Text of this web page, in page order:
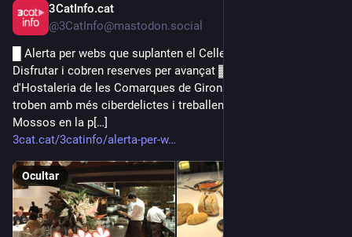
3CatInfo.cat
@3CatInfo@mastodon.social
█ Alerta per webs que suplanten el Celler de Can Roca i el
Disfrutar i cobren reserves per avançat ▓▒░ La Federació
d'Hostaleria de les Comarques de Girona diu que cada cop es
troben amb més ciberdelictes i treballen estretament amb els
Mossos en la p[…]
3cat.cat/3catinfo/alerta-per-w
Ocultar